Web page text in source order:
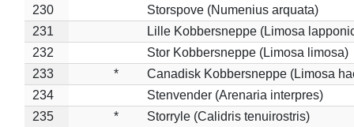
230
Storspove (Numenius arquata)
231
Lille Kobbersneppe (Limosa
232
Stor Kobbersneppe (Limosa limosa)
233
*
Canadisk Kobbersneppe (Limosa
234
Stenvender (Arenaria interpres)
235
*
Storryle (Calidris tenuirostris)